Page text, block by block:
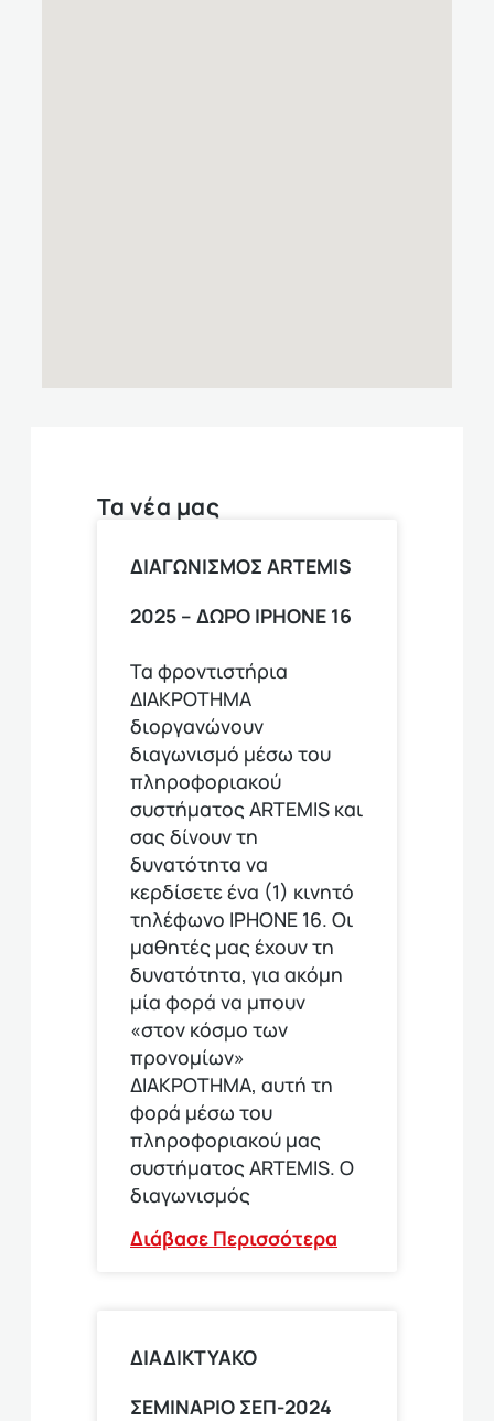
Τα νέα μας
ΔΙΑΓΩΝΙΣΜΟΣ ARTEMIS
2025 – ΔΩΡΟ ΙPHONE 16
Τα φροντιστήρια
ΔΙΑΚΡΟΤΗΜΑ
διοργανώνουν
διαγωνισμό μέσω του
πληροφοριακού
συστήματος ARTEMIS και
σας δίνουν τη
δυνατότητα να
κερδίσετε ένα (1) κινητό
τηλέφωνο ΙΡΗΟΝΕ 16. Οι
μαθητές μας έχουν τη
δυνατότητα, για ακόμη
μία φορά να μπουν
«στον κόσμο των
προνομίων»
ΔΙΑΚΡΟΤΗΜΑ, αυτή τη
φορά μέσω του
πληροφοριακού μας
συστήματος ARTEMIS. Ο
διαγωνισμός
Διάβασε Περισσότερα
ΔΙΑΔΙΚΤΥΑΚΟ
ΣΕΜΙΝΑΡΙΟ ΣΕΠ-2024